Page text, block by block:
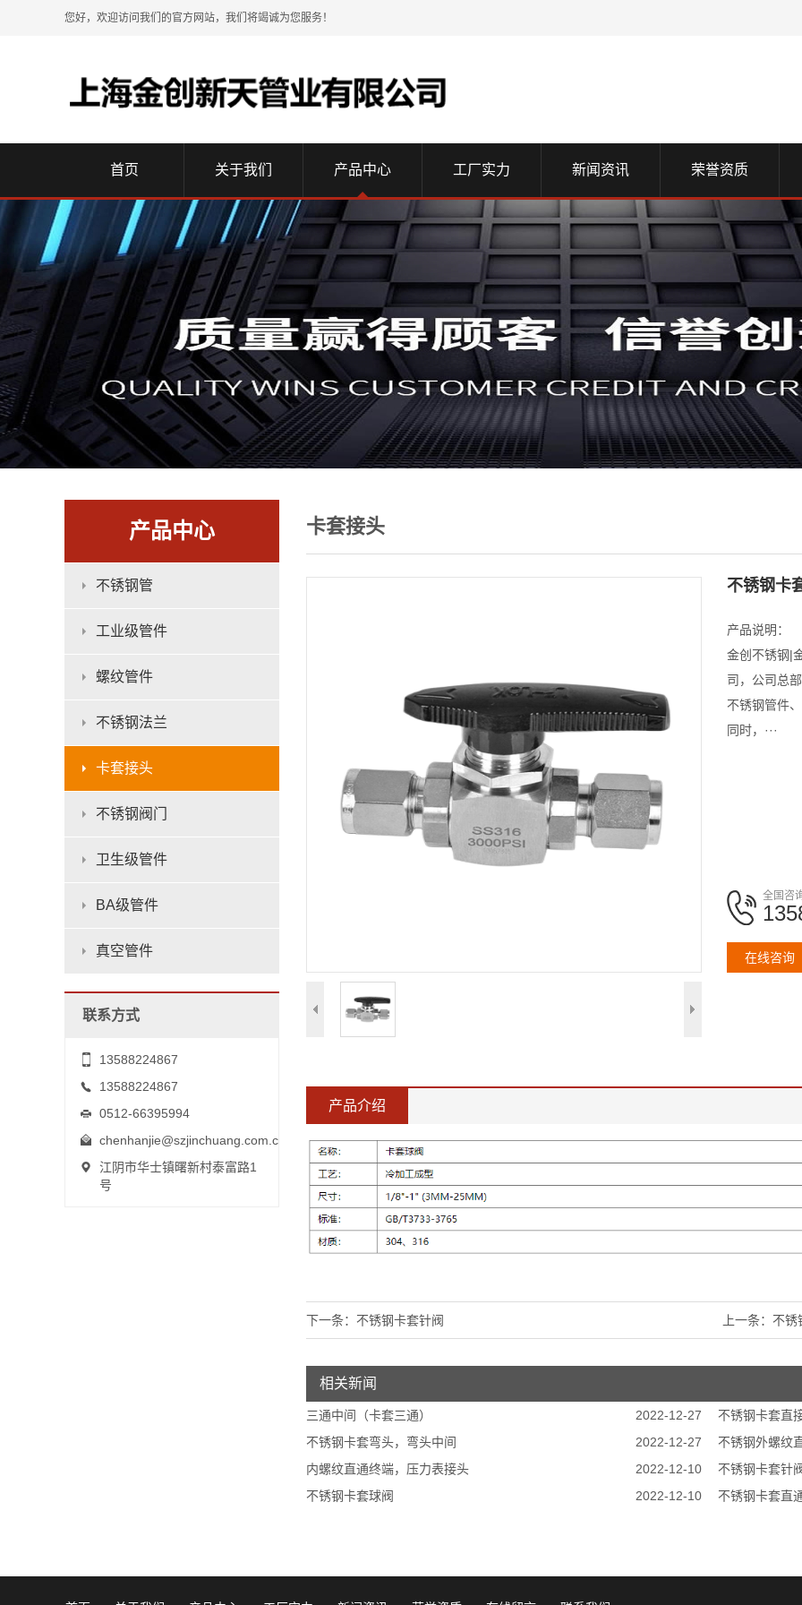
您好，欢迎访问我们的官方网站，我们将竭诚为您服务！
首页 关于我们 产品中心 工厂实力 新闻资讯 荣誉资质
产品中心
不锈钢管
工业级管件
螺纹管件
不锈钢法兰
卡套接头
不锈钢阀门
卫生级管件
BA级管件
真空管件
联系方式
13588224867
13588224867
0512-66395994
chenhanjie@szjinchuang.com.cn
江阴市华士镇曙新村泰富路1
号
卡套接头
不锈钢卡
产品说明：
金创不锈钢|
司，公司总
不锈钢管件
同时，···
全国咨
在线咨询
产品介绍
上一条： 不锈
下一条： 不锈钢卡套针阀
相关新闻
三通中间（卡套三通） 2022-12-27 不锈钢卡套直
不锈钢卡套弯头，弯头中间
2022-12-27 不锈钢外螺纹
内螺纹直通终端，压力表接头
2022-12-10 不锈钢卡套针
不锈钢卡套球阀
2022-12-10 不锈钢卡套直